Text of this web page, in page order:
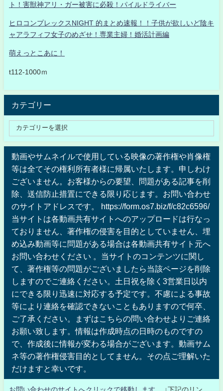
ト！害獣神アリ・ガー被害に必殺！パイルドライバー
ヒロコンプレックスNIGHT 的まとめ速報！！子供が欲しいど陰キ
ャアラフィフ女子のめざせ！専業主婦！婚活計画編
萌えっとこあに！
t112-1000ｍ
カテゴリー
動画やサムネイルで使用している映像の著作権や肖像権
等は全てその権利所有者様に帰属いたします。申しわけ
ございません。お客様からの要望、問題がある記事を削
除、送信防止措置にできる限り応じます。お問い合わせ
のサイトアドレスです。 https://form.os7.biz/f/c82c6596/
当サイトは各動画共有サイトへのアップロードは行なっ
ておりません、著作権の侵害を目的としていません、埋
め込み動画等に問題がある場合は各動画共有サイト元へ
お問い合わせください 。当サイトのコンテンツに関し
て、著作権等の問題がございましたら当該ページを削除
しますのでご連絡ください。土日祝を除く3営業日以内
にできる限り迅速に対応する予定です。不慮による事故
等により連絡を確認できないこともありますので何卒、
ご了承ください。まずはこちらの問い合わせよりご連絡
お願い致します。情報は作成時点の日時のものですの
で、作成後に情報が変わる場合がございます。動画サム
ネ等の著作権侵害目的としてません。その点ご理解いた
だけますと幸いです。
お問い合わせのサイトへクリックで移動します。 ↓下記のリン